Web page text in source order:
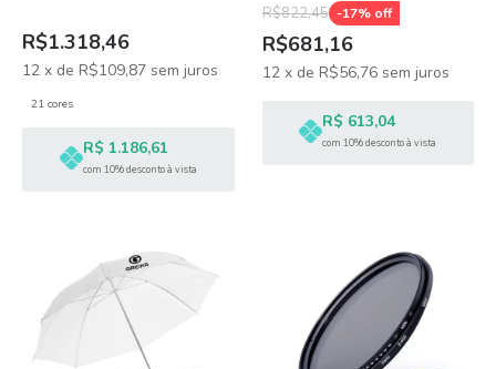
R$1.318,46
12 x de R$109,87 sem juros
21 cores
R$ 1.186,61
com 10% desconto à vista
R$822,45 -17% off
R$681,16
12 x de R$56,76 sem juros
R$ 613,04
com 10% desconto à vista